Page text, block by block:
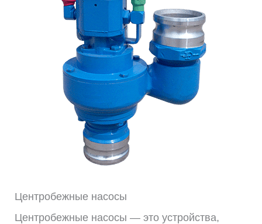
Центробежные насосы
Центробежные насосы — это устройства,